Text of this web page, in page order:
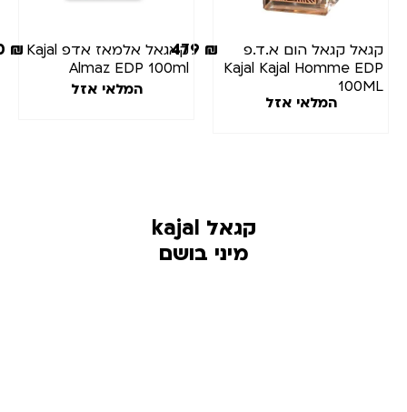
קגאל קגאל הום א.ד.פ
Kajal Kajal Homme EDP
100ML
479
המלאי אזל
קאגאל אלמאז אדפ Kajal
Almaz EDP 100ml
450₪
המלאי אזל
קגאל kajal
מיני בושם